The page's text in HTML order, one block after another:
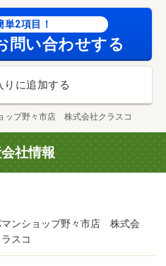
単2項目！
問い合わせする
りに追加する
ップ野々市店 株式会社クラスコ
社情報
マンショップ野々市店 株式会
スコ